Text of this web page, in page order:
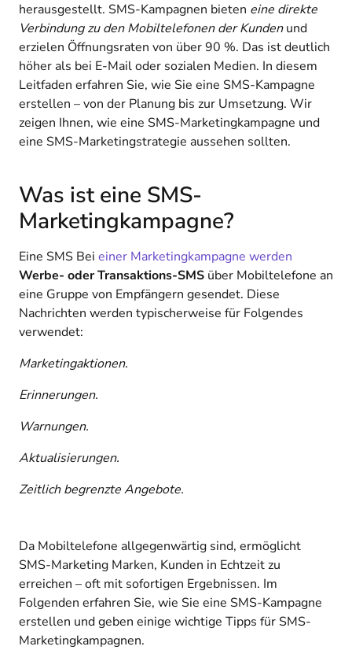
herausgestellt. SMS-Kampagnen bieten eine direkte
Verbindung zu den Mobiltelefonen der Kundenund
erzielen Öffnungsraten von über 90 %. Das ist deutlich
höher als bei E-Mail oder sozialen Medien. In diesem
Leitfaden erfahren Sie, wie Sie eine SMS-Kampagne
erstellen – von der Planung bis zur Umsetzung. Wir
zeigen Ihnen, wie eine SMS-Marketingkampagne und
eine SMS-Marketingstrategie aussehen sollten.
Was ist eine SMS-
Marketingkampagne?
Eine SMS Bei einer Marketingkampagne werden
Werbe- oder Transaktions-SMS über Mobiltelefone an
eine Gruppe von Empfängern gesendet. Diese
Nachrichten werden typischerweise für Folgendes
verwendet:
Marketingaktionen.
Erinnerungen.
Warnungen.
Aktualisierungen.
Zeitlich begrenzte Angebote.
Da Mobiltelefone allgegenwärtig sind, ermöglicht
SMS-Marketing Marken, Kunden in Echtzeit zu
erreichen – oft mit sofortigen Ergebnissen. Im
Folgenden erfahren Sie, wie Sie eine SMS-Kampagne
erstellen und geben einige wichtige Tipps für SMS-
Marketingkampagnen.